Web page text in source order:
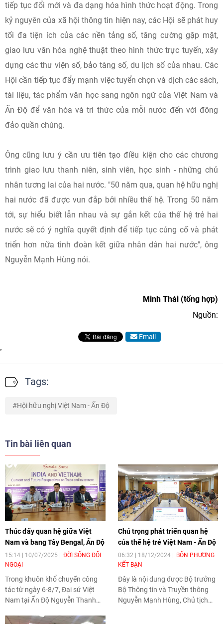
tiếp tục đổi mới và đa dạng hóa hình thức hoạt động. Trong
kỷ nguyên của xã hội thông tin hiện nay, các Hội sẽ phát huy
tối đa tiện ích của các nền tảng số, tăng cường gặp mặt,
giao lưu văn hóa nghệ thuật theo hình thức trực tuyến, xây
dựng các thư viện số, bảo tàng số, du lịch số của nhau. Các
Hội cần tiếp tục đẩy mạnh việc tuyển chọn và dịch các sách,
tài liệu, tác phẩm văn học sang ngôn ngữ của Việt Nam và
Ấn Độ để văn hóa và tri thức của mỗi nước đến với đông
đảo quần chúng.
Ông cũng lưu ý cần ưu tiên tạo điều kiện cho các chương
trình giao lưu thanh niên, sinh viên, học sinh - những chủ
nhân tương lai của hai nước. "50 năm qua, quan hệ hữu nghị
hai nước đã được vun đắp bởi nhiều thế hệ. Trong 50 năm
tới, sự hiểu biết lẫn nhau và sự gắn kết của thế hệ trẻ hai
nước sẽ có ý nghĩa quyết định để tiếp tục củng cố và phát
triển hơn nữa tình đoàn kết giữa nhân dân hai nước", ông
Nguyễn Mạnh Hùng nói.
Minh Thái (tổng hợp)
Nguồn:
Email
Tags:
Hội hữu nghị Việt Nam - Ấn Độ
Tin bài liên quan
Thúc đẩy quan hệ giữa Việt
Nam và bang Tây Bengal, Ấn Độ
15:14 | 10/07/2025
ĐỜI SỐNG ĐỐI
NGOẠI
Trong khuôn khổ chuyến công
tác từ ngày 6-8/7, Đại sứ Việt
Nam tại Ấn Độ Nguyễn Thanh
nữa hợp tác kinh tế, thương mại,
Chú trọng phát triển quan hệ
của thế hệ trẻ Việt Nam - Ấn Độ
06:32 | 18/12/2024
BỐN PHƯƠNG
KẾT BẠN
Đây là nội dung được Bộ trưởng
Bộ Thông tin và Truyền thông
Nguyễn Mạnh Hùng, Chủ tịch